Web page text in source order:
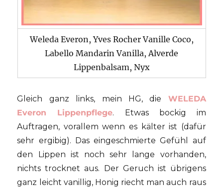
Weleda Everon, Yves Rocher Vanille Coco,
Labello Mandarin Vanilla, Alverde
Lippenbalsam, Nyx
Gleich ganz links, mein HG, die WELEDA
Everon Lippenpflege. Etwas bockig im
Auftragen, vorallem wenn es kälter ist (dafür
sehr ergibig). Das eingeschmierte Gefühl auf
den Lippen ist noch sehr lange vorhanden,
nichts trocknet aus. Der Geruch ist übrigens
ganz leicht vanillig, Honig riecht man auch raus